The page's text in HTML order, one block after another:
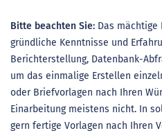
Bitte beachten Sie: Das
gründliche Kenntnisse und
Berichterstellung, Datenbank-
um das einmalige Erstellen
oder Briefvorlagen nach Ihren
Einarbeitung meistens nicht. In
gern fertige Vorlagen nach Ihren